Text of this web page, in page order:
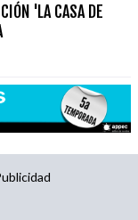
'LA CASA DE